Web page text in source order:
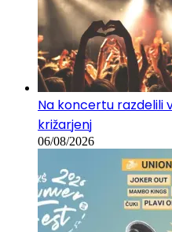
Na koncertu razdelili
križarjenj
06/08/2026